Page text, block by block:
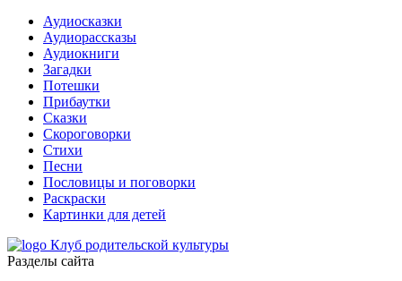
Аудиосказки
Аудиорассказы
Аудиокниги
Загадки
Потешки
Прибаутки
Сказки
Скороговорки
Стихи
Песни
Пословицы и поговорки
Раскраски
Картинки для детей
Клуб родительской культуры
Разделы сайта